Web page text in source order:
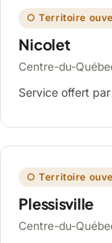
○ Territoire
Nicolet
Centre-du-
Service offert
○ Territoire
Plessisville
Centre-du-